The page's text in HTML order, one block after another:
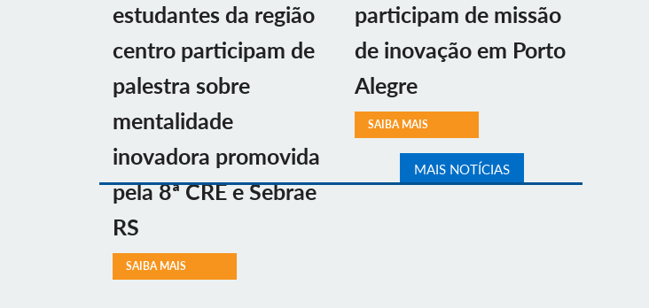
estudantes da região
centro participam de
palestra sobre
mentalidade
inovadora promovida
pela 8ª CRE e Sebrae
RS
SAIBA MAIS
participam de missão
de inovação em Porto
Alegre
SAIBA MAIS
MAIS NOTÍCIAS